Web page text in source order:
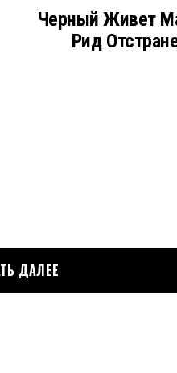
Черный Живет
Рид
ДАЛЕЕ